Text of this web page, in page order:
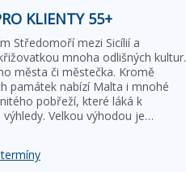
KLIENTY 55+
Středomoří mezi Sicílií a
mnoha odlišných kultur.
města či městečka. Kromě
památek nabízí Malta i mnohé
pobřeží, které láká k
Velkou výhodou je…